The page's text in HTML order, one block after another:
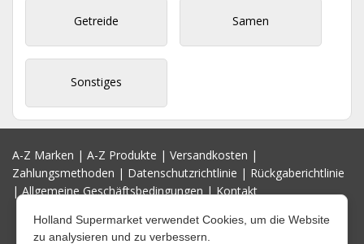
Getreide Samen
Sonstiges
A-Z Marken | A-Z Produkte | Versandkosten |
Zahlungsmethoden | Datenschutzrichtlinie | Rückgaberichtlinie
|Allgemeine Geschäftsbedingungen|Kontakt
Holland Supermarket verwendet Cookies, um die Website
zu analysieren und zu verbessern.